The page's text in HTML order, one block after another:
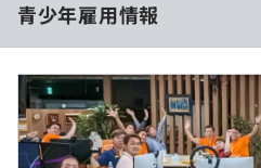
◆提供サービス
・エンタープライズ向け生成
「AcroChatAI」
https://www.acroquest.co.jp/
9:30 〜 18:45（コーヒーブレ
※就業時間の変更、およびサ
ムの導入は、毎年、全体会議
青少年雇用情報
過去３年間の新卒採用者数・
前年度 採用者数4人 離職者数